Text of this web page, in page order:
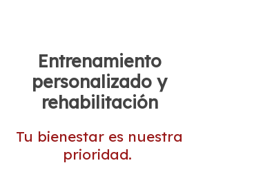
Entrenamiento
personalizado y
rehabilitación
Tu bienestar es nuestra
prioridad.